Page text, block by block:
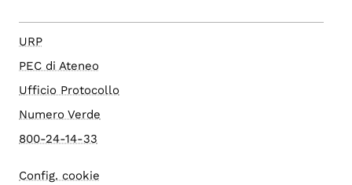
URP
PEC di Ateneo
Ufficio Protocollo
Numero Verde
800-24-14-33
Config. cookie